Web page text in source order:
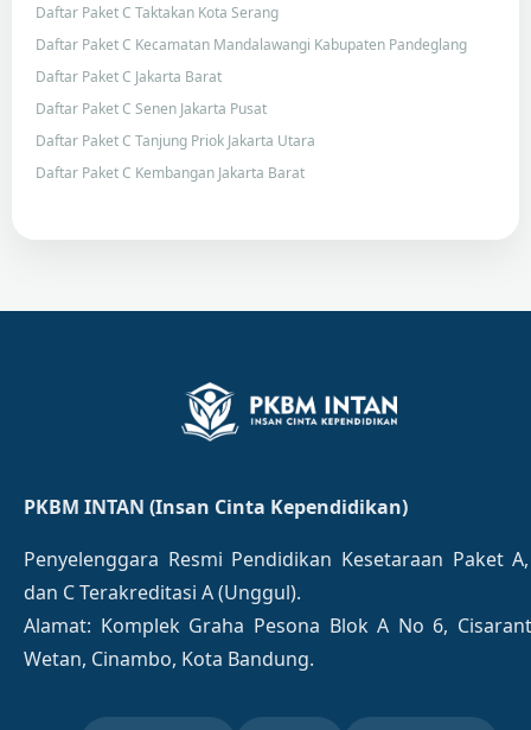
Daftar Paket C Taktakan Kota Serang
Daftar Paket C Kecamatan Mandalawangi Kabupaten Pandeglang
Daftar Paket C Jakarta Barat
Daftar Paket C Senen Jakarta Pusat
Daftar Paket C Tanjung Priok Jakarta Utara
Daftar Paket C Kembangan Jakarta Barat
PKBM INTAN (Insan Cinta Kependidikan)
Penyelenggara Resmi Pendidikan Kesetaraan Paket
dan C Terakreditasi A (Unggul).
Alamat: Komplek Graha Pesona Blok A No 6,
Wetan, Cinambo, Kota Bandung.